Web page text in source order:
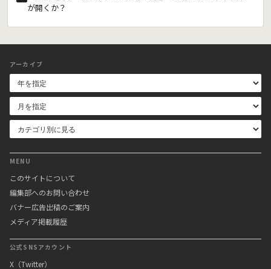
が開くか？
アーカイブ
MENU
このサイトについて
編集部へのお問い合わせ
バナー広告出稿のご案内
メディア掲載履歴
公式SNSアカウント
X（Twitter）